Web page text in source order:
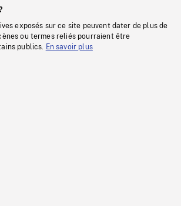
exposés sur ce site peuvent dater de plus de
ou termes reliés pourraient être
publics. En savoir plus